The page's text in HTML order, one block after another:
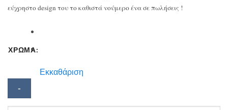
εύχρηστο design του το καθιστά νούμερο ένα σε πωλήσεις !
ΧΡΩΜΑ:
Εκκαθάριση